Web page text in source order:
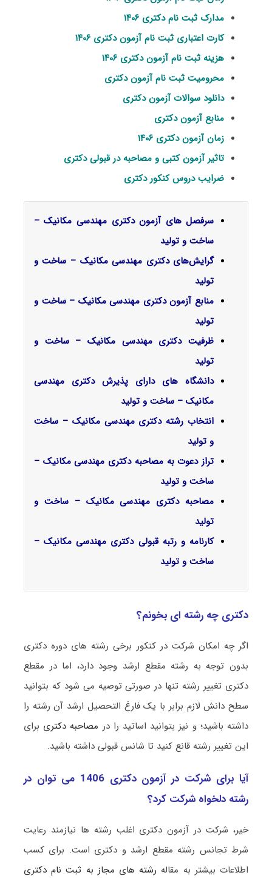
مدارک ثبت نام دکتری ۱۴۰۶
کارت اعتباری ثبت نام آزمون دکتری ۱۴۰۶
هزینه ثبت نام آزمون دکتری ۱۴۰۶
محرومیت ثبت نام آزمون دکتری
دانلود سوالات آزمون دکتری
منابع آزمون دکتری
زمان آزمون دکتری ۱۴۰۶
تاثیر آزمون کتبی و مصاحبه در قبولی دکتری
ضرایب دروس کنکور دکتری
سرفصل‌ های آزمون دکتری مهندسی مکانیک –
ساخت و تولید
گرایش‌های دکتری مهندسی مکانیک – ساخت و
تولید
منابع آزمون دکتری مهندسی مکانیک – ساخت و
تولید
ظرفیت دکتری مهندسی مکانیک – ساخت و
تولید
دانشگاه های دارای پذیرش دکتری مهندسی
مکانیک – ساخت و تولید
انتخاب رشته دکتری مهندسی مکانیک – ساخت
و تولید
تراز دعوت به مصاحبه دکتری مهندسی مکانیک –
ساخت و تولید
مصاحبه دکتری مهندسی مکانیک – ساخت و
تولید
کارنامه و رتبه قبولی دکتری مهندسی مکانیک –
ساخت و تولید
دکتری چه رشته ای بخونم؟
اگر چه امکان شرکت در کنکور برخی رشته های دوره دکتری
بدون توجه به رشته مقطع ارشد وجود دارد، اما در مقطع
دکتری تغییر رشته تنها در صورتی توصیه می شود که بتوانید
سطح دانش لازم برابر با یک فارغ التحصیل ارشد آن رشته را
داشته باشید؛ و نیز بتوانید اساتید را در مصاحبه دکتری برای
این تغییر رشته قانع کنید تا شانس قبولی داشته باشید.
آیا برای شرکت در آزمون دکتری 1406 می توان در
رشته دلخواه شرکت کرد؟
خیر، شرکت در آزمون دکتری اغلب رشته ها نیازمند رعایت
شرط تجانس رشته مقطع ارشد و دکتری است. برای کسب
اطلاعات بیشتر به مقاله رشته های مجاز به ثبت نام دکتری